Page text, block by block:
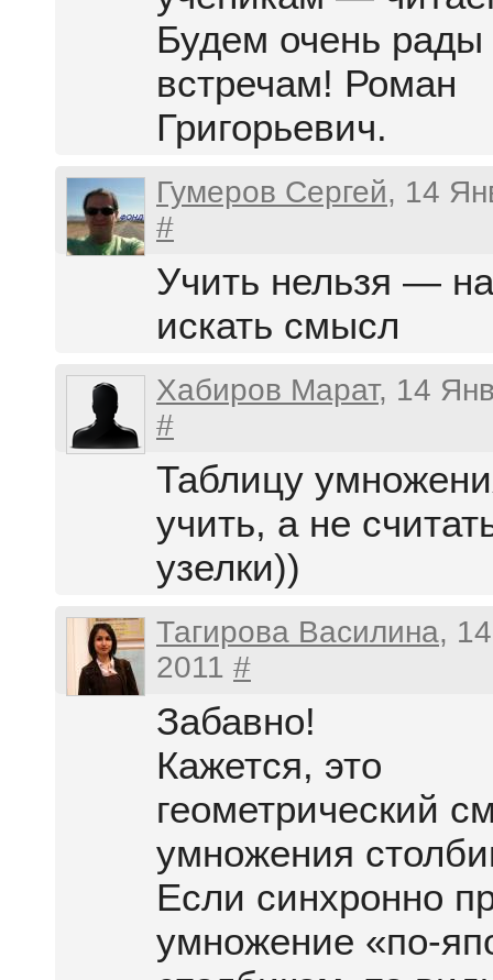
Будем очень
встречам! Роман
Григорьевич.
Гумеров Сергей, 14
#
Учить нельзя —
искать смысл
Хабиров Марат, 14
#
Таблицу
учить, а не
узелки))
Тагирова Василина,
2011 #
Забавно!
Кажется, это
геометрический
умножения
Если синхронно
умножение «по-